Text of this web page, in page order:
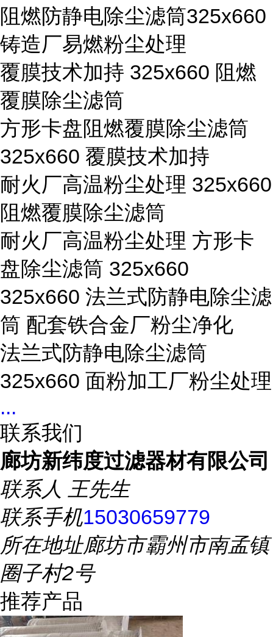
阻燃防静电除尘滤筒325x660
铸造厂易燃粉尘处理
覆膜技术加持 325x660 阻燃
覆膜除尘滤筒
方形卡盘阻燃覆膜除尘滤筒
325x660 覆膜技术加持
耐火厂高温粉尘处理 325x660
阻燃覆膜除尘滤筒
耐火厂高温粉尘处理 方形卡
盘除尘滤筒 325x660
325x660 法兰式防静电除尘滤
筒 配套铁合金厂粉尘净化
法兰式防静电除尘滤筒
325x660 面粉加工厂粉尘处理
...
联系我们
廊坊新纬度过滤器材有限公司
联系人 王先生
联系手机15030659779
所在地址廊坊市霸州市南孟镇
圈子村2号
推荐产品